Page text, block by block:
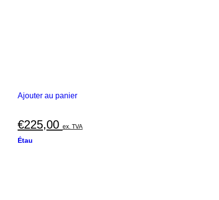
Ajouter au panier
€225,00 ex. TVA
Étau